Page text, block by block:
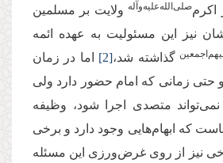
اکرم‌صلی‌الله‌علیه‌وآله ولایت بر مسلمین
نیز این مسئولیت به عهده ائمه
گذاشته شد،[2] اما در زمان
حتی زمانی که امام حضور دارد ولی
متصدی اجرا شود، وظیفه
که ابهام‌هایی وجود دارد و برخی
نیز از روی غرض‌ورزی این مسئله